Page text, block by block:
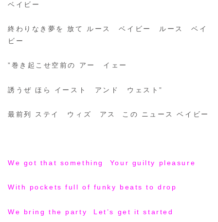
ベイビー
終わりなき夢を 放て ルース ベイビー ルース ベイ
ビー
”巻き起こせ空前の アー イェー
誘うぜ ほら イースト アンド ウェスト”
最前列 ステイ ウィズ アス この ニュース ベイビー
We got that something Your guilty pleasure
With pockets full of funky beats to drop
We bring the party Let’s get it started